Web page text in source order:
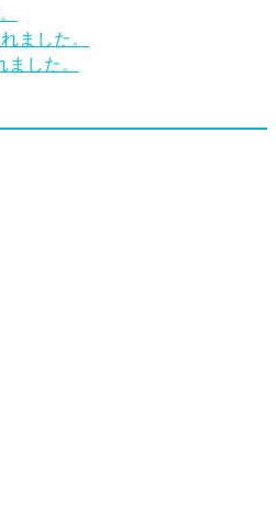
ました。
した。